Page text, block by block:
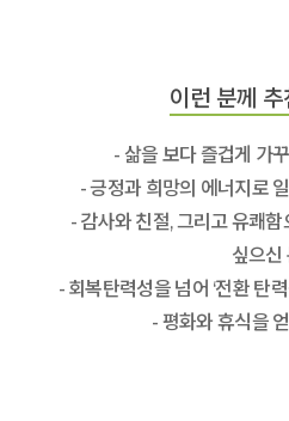
이런 분께
- 삶을 보다 즐겁게 가
- 긍정과 희망의 에너지로
- 감사와 친절, 그리고 유쾌
싶으신
- 회복탄력성을 넘어 ‘전환 탄
- 평화와 휴식을